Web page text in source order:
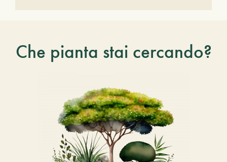
Che pianta stai cercando?